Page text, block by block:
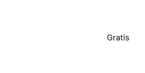
Gratis